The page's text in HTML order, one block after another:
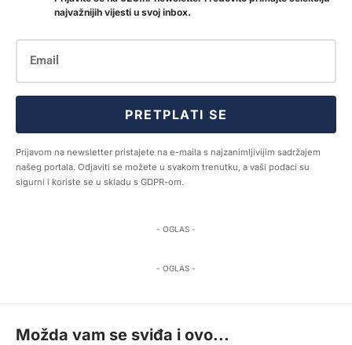
najvažnijih vijesti u svoj inbox.
PRETPLATI SE
Prijavom na newsletter pristajete na e-maila s najzanimljivijim sadržajem
našeg portala. Odjaviti se možete u svakom trenutku, a vaši podaci su
sigurni i koriste se u skladu s GDPR-om.
- OGLAS -
- OGLAS -
Možda vam se sviđa i ovo...